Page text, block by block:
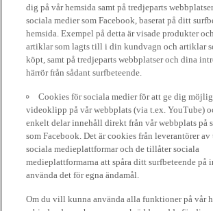
dig på vår hemsida samt på tredjeparts
sociala medier som Facebook, baserat på ditt
hemsida. Exempel på detta är visade produkter
artiklar som lagts till i din kundvagn och artiklar
köpt, samt på tredjeparts webbplatser och dina
härrör från sådant surfbeteende.
Cookies för sociala medier för att ge dig
videoklipp på vår webbplats (via t.ex. YouTube)
enkelt delar innehåll direkt från vår webbplats på
som Facebook. Det är cookies från leverantörer av
sociala medieplattformar och de tillåter sociala
medieplattformarna att spåra ditt surfbeteende på
använda det för egna ändamål.
Om du vill kunna använda alla funktioner på vår